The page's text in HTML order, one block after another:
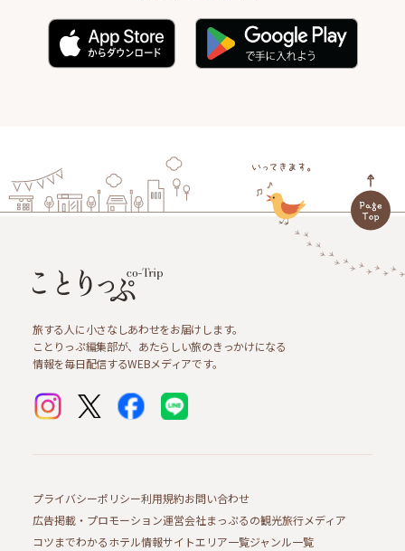
旅する人に小さなしあわせをお届けします。
ことりっぷ編集部が、あたらしい旅のきっかけになる
情報を毎日配信するWEBメディアです。
プライバシーポリシー利用規約お問い合わせ
広告掲載・プロモーション運営会社まっぷるの観光旅行メディア
コツまでわかるホテル情報サイトエリア一覧ジャンル一覧